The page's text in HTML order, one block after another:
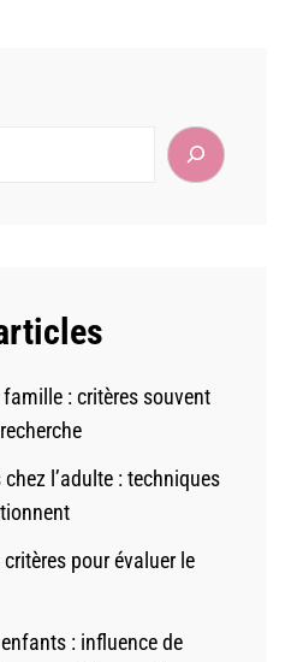
: critères souvent
l’adulte : techniques
pour évaluer le
: influence de